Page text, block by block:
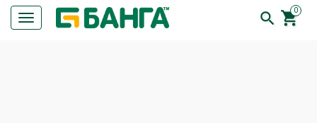
Кнопка
меню
0

